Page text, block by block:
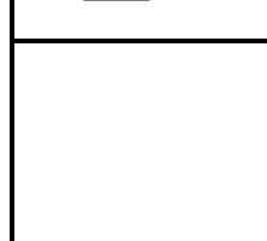
Ширина: 140 см